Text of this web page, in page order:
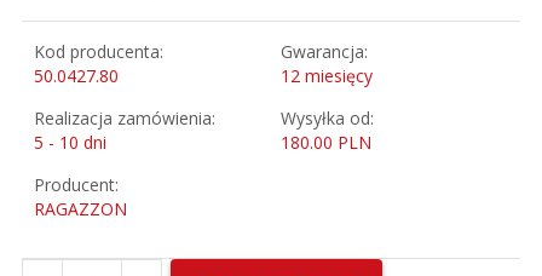
Kod producenta:
50.0427.80
Gwarancja:
12 miesięcy
Realizacja zamówienia:
5 - 10 dni
Wysyłka od:
180.00 PLN
Producent:
RAGAZZON